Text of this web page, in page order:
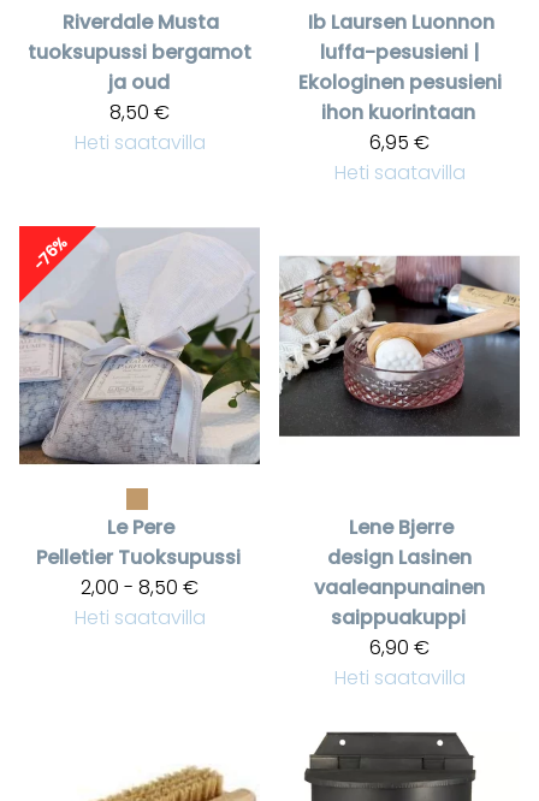
Riverdale Musta
tuoksupussi bergamot
ja oud
8,50 €
Heti saatavilla
Ib Laursen Luonnon
luffa-pesusieni |
Ekologinen pesusieni
ihon kuorintaan
6,95 €
Heti saatavilla
-76%
Le Pere
Pelletier Tuoksupussi
2,00 - 8,50 €
Heti saatavilla
Lene Bjerre
design Lasinen
vaaleanpunainen
saippuakuppi
6,90 €
Heti saatavilla